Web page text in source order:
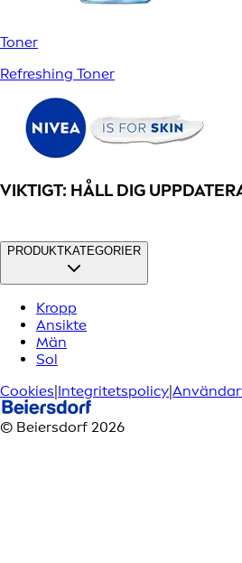
Toner
Refreshing Toner
VIKTIGT: HÅLL DIG
PRODUKTKATEGORIER
Kropp
Ansikte
Män
Sol
Cookies|Integritetspolicy|
© Beiersdorf 2026